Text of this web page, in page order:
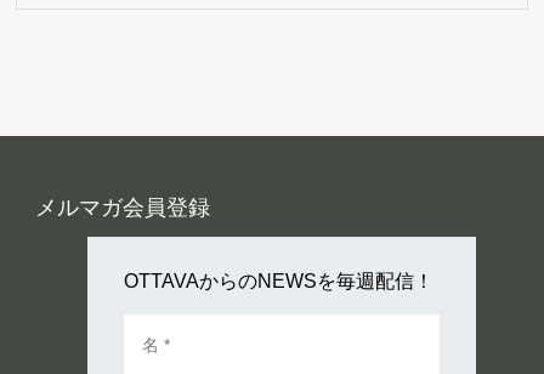
メルマガ会員登録
OTTAVAからのNEWSを毎週配信！